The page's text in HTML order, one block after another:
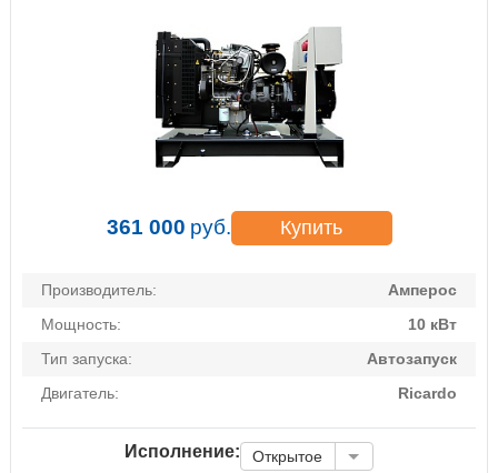
361 000 руб. Купить
Производитель:
Амперос
Мощность:
10 кВт
Тип запуска:
Автозапуск
Двигатель:
Ricardo
Исполнение: Открытое